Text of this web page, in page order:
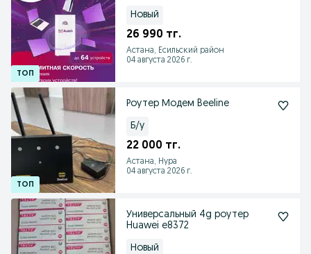
Новый
26 990 тг.
Астана, Есильский район
04 августа 2026 г.
Роутер Модем Beeline
Б/у
22 000 тг.
Астана, Нура
04 августа 2026 г.
Универсальный 4g роутер
Huawei e8372
Новый